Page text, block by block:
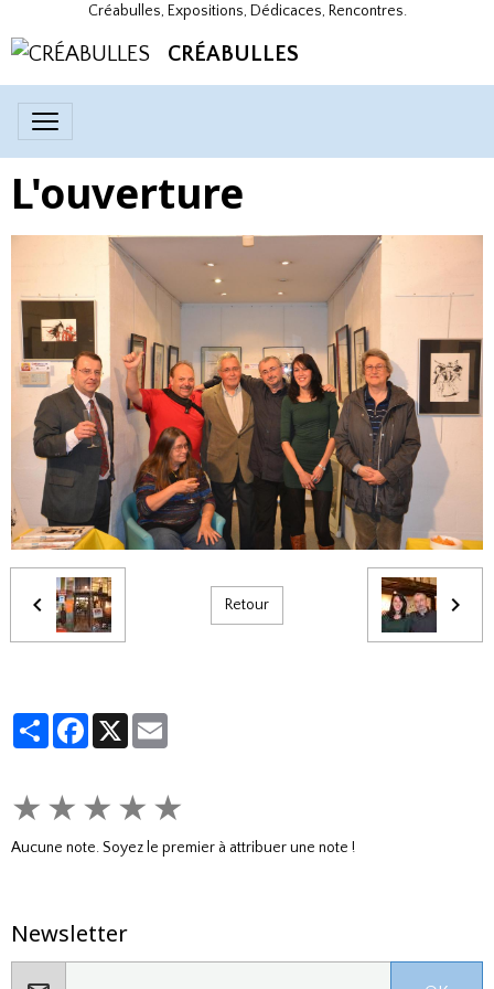
Créabulles, Expositions, Dédicaces, Rencontres.
CRÉABULLES
L'ouverture
Retour
PartagerFacebook
X
★ ★ ★ ★ ★
Aucune note. Soyez le premier à attribuer une note !
Newsletter